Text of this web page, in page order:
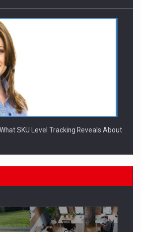
SKU Level Tracking Reveals About